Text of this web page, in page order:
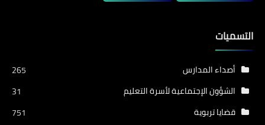
التسميات
أصداء المدارس
265
الشؤون الإجتماعية لأسرة التعليم
31
قضايا تربوية
751